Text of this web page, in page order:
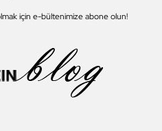
için e-bültenimize abone olun!